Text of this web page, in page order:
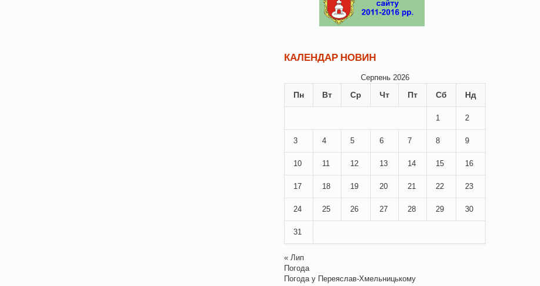
КАЛЕНДАР НОВИН
Серпень 2026
Пн Вт Ср Чт Пт Сб Нд
1 2
3 4 5 6 7 8 9
10 11 12 13 14 15 16
17 18 19 20 21 22 23
24 25 26 27 28 29 30
31
« Лип
Погода
Погода у Переяслав-Хмельницькому